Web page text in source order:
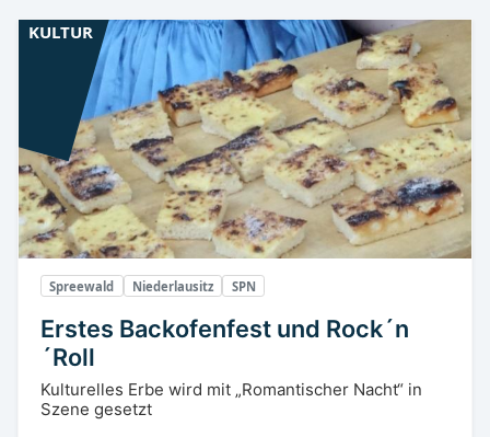
Spreewald Niederlausitz SPN
Erstes Backofenfest und Rock´n
´Roll
Kulturelles Erbe wird mit „Romantischer Nacht“ in
Szene gesetzt
KULTUR